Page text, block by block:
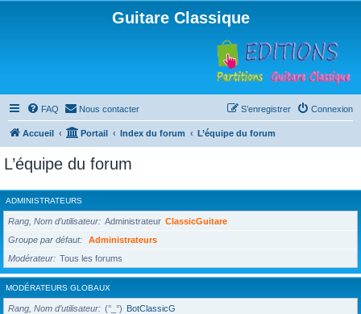
Guitare Classique
FAQ Nous contacter Connexion
S’enregistrer
Accueil Portail Index du forum L’équipe du forum
L’équipe du forum
ADMINISTRATEURS
Rang, Nom d’utilisateur Administrateur ClassicGuitare
Groupe par défaut
Administrateurs
Modérateur
Tous les forums
MODÉRATEURS GLOBAUX
Rang, Nom d’utilisateur (°_°) BotClassicG